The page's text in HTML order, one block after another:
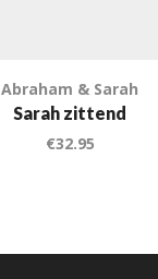
Abraham & Sarah
Sarah zittend
€32.95